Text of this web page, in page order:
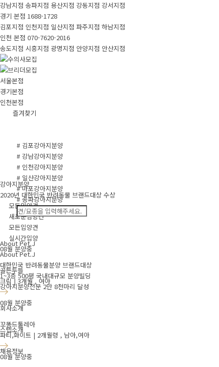
강남지점 송파지점 용산지점 강동지점 강서지점
경기 본점 1688-1728
김포지점 인천지점 일산지점 파주지점 하남지점
인천 본점 070-7620-2016
송도지점 시흥지점 광명지점 안양지점 안산지점
서울본점
경기본점
인천본점
즐겨찾기
# 김포강아지분양
# 강남강아지분양
# 인천강아지분양
# 일산강아지분양
# 마포강아지분양
# 송파강아지분양
About Pet.J
About Pet.J
대한민국 반려동물분양 브랜드대상
1~3층 500평 국내대규모 분양빌딩
강아지분양전문 2만 8천마리 달성
회사소개
스텝소개
채용정보
강아지분양
2020년 대한민국 반려동물 브랜드대상 수상
모든입양견
새로운입양견
모든입양견
실시간입양
08월 분양중
골든두들
크림 | 3개월 , 여아
08월 분양중
꼬똥드툴레아
파티,화이트 | 2개월령 , 남아,여아
08월 분양중